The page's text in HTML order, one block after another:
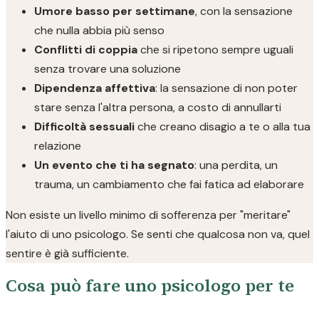
Umore basso per settimane, con la sensazione
che nulla abbia più senso
Conflitti di coppiache si ripetono sempre uguali
senza trovare una soluzione
Dipendenza affettiva: la sensazione di non poter
stare senza l'altra persona, a costo di annullarti
Difficoltà sessualiche creano disagio a te o alla tua
relazione
Un evento che ti ha segnato: una perdita, un
trauma, un cambiamento che fai fatica ad elaborare
Non esiste un livello minimo di sofferenza per "meritare"
l'aiuto di uno psicologo. Se senti che qualcosa non va, quel
sentire è già sufficiente.
Cosa può fare uno psicologo per te